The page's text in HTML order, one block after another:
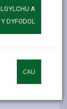
A
DYFODOL
CAU